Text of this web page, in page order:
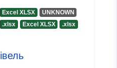
Excel XLSX
UNKNOWN
.xlsx Excel XLSX
.xlsx